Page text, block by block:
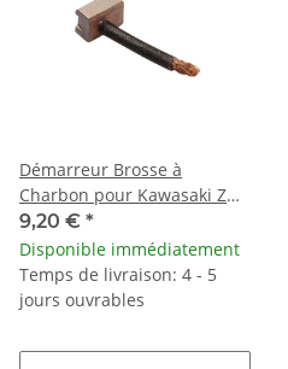
Démarreur Brosse à
Charbon pour Kawasaki Z
1000 Suzuki GSX 1100
Yamaha XJ 900
9,20 € *
Disponible immédiatement
Temps de livraison: 4 - 5
jours ouvrables